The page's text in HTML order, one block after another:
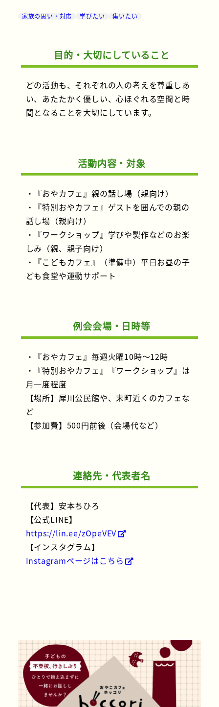
家族の思い・対応 学びたい 集いたい
目的・大切にしていること
どの活動も、それぞれの人の考えを尊重しあ
い、あたたかく優しい、心ほぐれる空間と時
間となることを大切にしています。
活動内容・対象
・『おやカフェ』親の話し場（親向け）
・『特別おやカフェ』ゲストを囲んでの親の
話し場（親向け）
・『ワークショップ』学びや製作などのお楽
しみ（親、親子向け）
・『こどもカフェ』（準備中）平日お昼の子
ども食堂や運動サポート
例会会場・日時等
・『おやカフェ』毎週火曜10時～12時
・『特別おやカフェ』『ワークショップ』は
月一度程度
【場所】犀川公民館や、末町近くのカフェな
ど
【参加費】500円前後（会場代など）
連絡先・代表者名
【代表】安本ちひろ
【公式LINE】
https://lin.ee/zOpeVEV
【インスタグラム】
Instagramページはこちら